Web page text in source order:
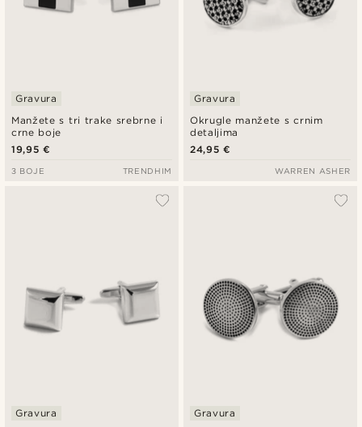
Manžete s tri trake srebrne i
crne boje
Gravura
19,95 €
3 BOJE TRENDHIM
Okrugle manžete s crnim
detaljima
Gravura
24,95 €
WARREN ASHER
Gravura Gravura